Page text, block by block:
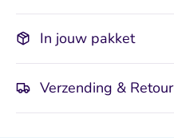
In jouw pakket
Verzending & Retour